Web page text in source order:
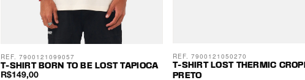
T-SHIRT BORN TO BE LOST TAPIOCA
R$149,00
REF. 7900121099057
T-SHIRT LOST THERMIC
PRETO
REF. 7900121050270